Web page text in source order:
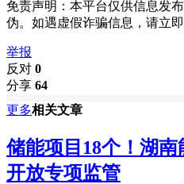
免责声明：本平台仅供信息发
伪。如遇虚假诈骗信息，请立
举报
反对 0
分享 64
更多相关文章
储能项目18个！湖
开放专项监管